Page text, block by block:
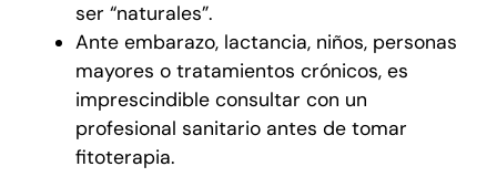
ser “naturales”.
Ante embarazo, lactancia, niños, personas
mayores o tratamientos crónicos, es
imprescindible consultar con un
profesional sanitario antes de tomar
fitoterapia.